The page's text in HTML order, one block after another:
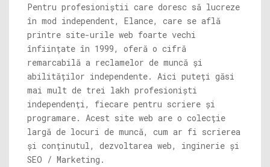
Pentru profesioniștii care doresc să lucreze
în mod independent, Elance, care se află
printre site-urile web foarte vechi
înființate în 1999, oferă o cifră
remarcabilă a reclamelor de muncă și
abilităților independente. Aici puteți găsi
mai mult de trei lakh profesioniști
independenți, fiecare pentru scriere și
programare. Acest site web are o colecție
largă de locuri de muncă, cum ar fi scrierea
și conținutul, dezvoltarea web, inginerie și
SEO / Marketing.